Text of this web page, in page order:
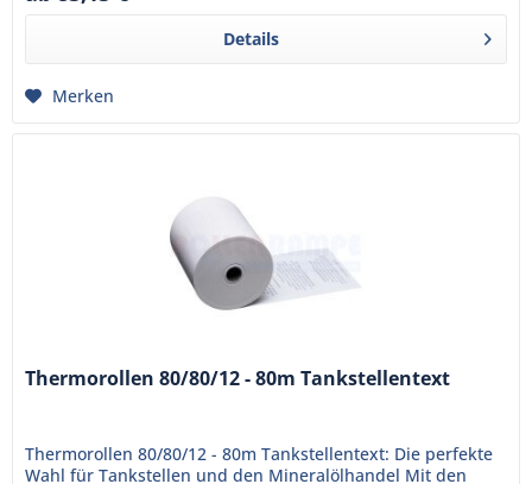
Details
Merken
Thermorollen 80/80/12 - 80m Tankstellentext
Thermorollen 80/80/12 - 80m Tankstellentext: Die perfekte
Wahl für Tankstellen und den Mineralölhandel Mit den